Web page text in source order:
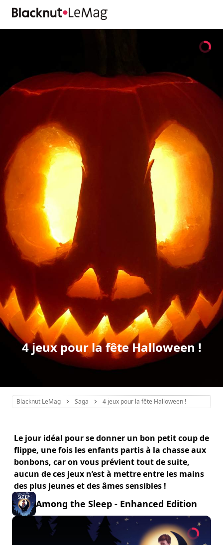
4 jeux pour la fête Halloween !
Blacknut LeMag Saga 4 jeux pour la fête Halloween !
Le jour idéal pour se donner un bon petit coup de
flippe, une fois les enfants partis à la chasse aux
bonbons, car on vous prévient tout de suite,
aucun de ces jeux n’est à mettre entre les mains
des plus jeunes et des âmes sensibles !
Among the Sleep - Enhanced Edition